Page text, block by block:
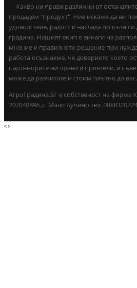
Какво ни прави различни от
продадем "продукт". Ние искаме да ви
удоволствие, радост и наслада по пътя
градина. Нашият екип е винаги на
мнение и правилното решение при
работа осъзнахме, че доверието което
партньорите ни прави и приятели, и
може да разчитате и стоим плътно до вас.
АгроГрадина.БГ е собственост на
207040896 ,с. Мало Бучино тел. 0888320724
<>